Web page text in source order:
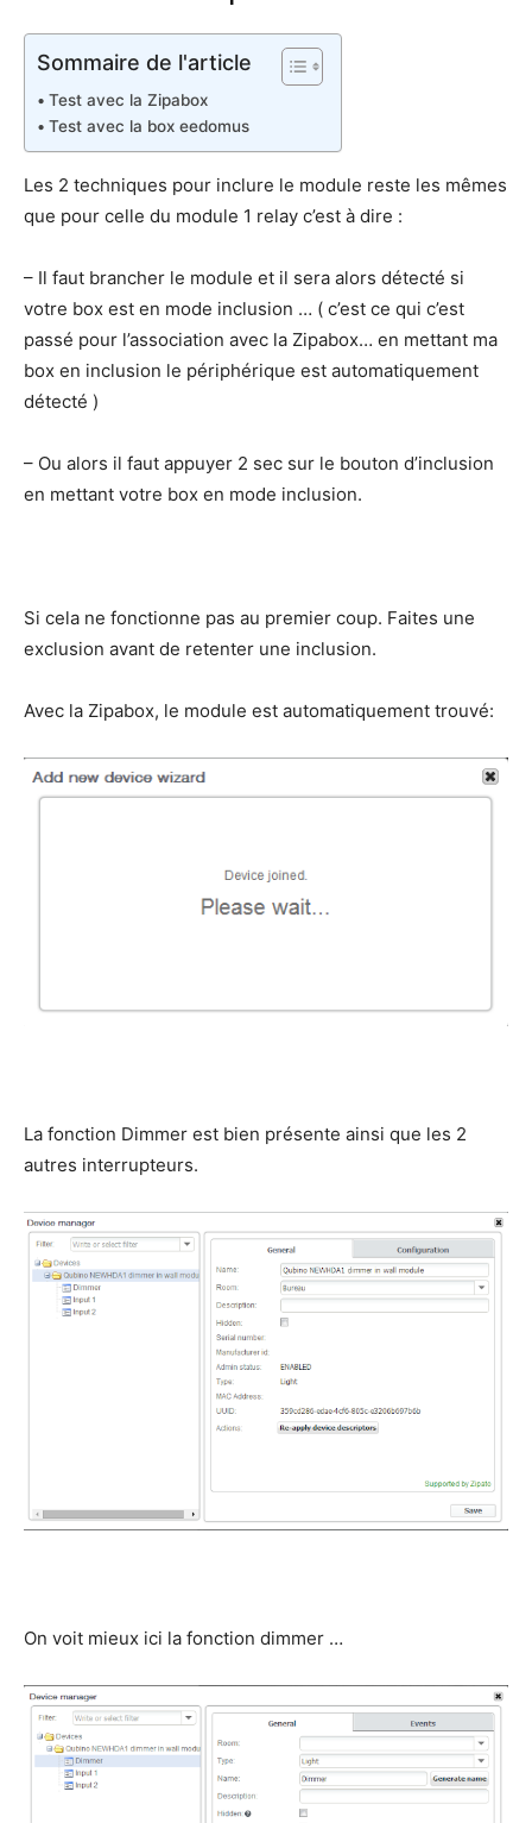
Sommaire de l'article
Test avec la Zipabox
Test avec la box eedomus
Les 2 techniques pour inclure le module reste les mêmes
que pour celle du module 1 relay c’est à dire :
– Il faut brancher le module et il sera alors détecté si
votre box est en mode inclusion … ( c’est ce qui c’est
passé pour l’association avec la Zipabox… en mettant ma
box en inclusion le périphérique est automatiquement
détecté )
– Ou alors il faut appuyer 2 sec sur le bouton d’inclusion
en mettant votre box en mode inclusion.
Si cela ne fonctionne pas au premier coup. Faites une
exclusion avant de retenter une inclusion.
Avec la Zipabox, le module est automatiquement trouvé:
La fonction Dimmer est bien présente ainsi que les 2
autres interrupteurs.
On voit mieux ici la fonction dimmer …